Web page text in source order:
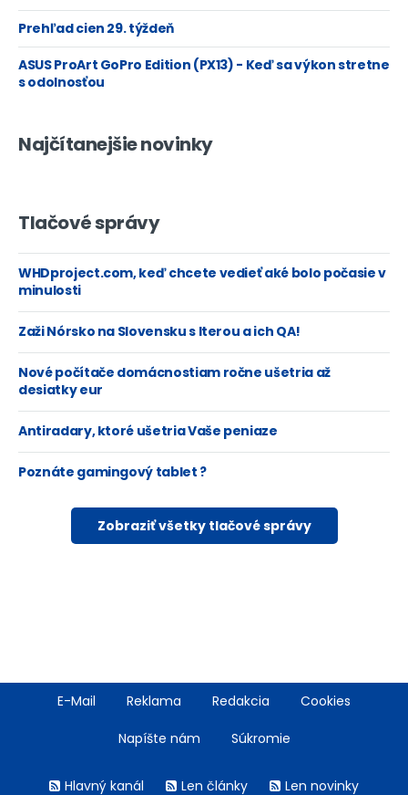
Prehľad cien 29. týždeň
ASUS ProArt GoPro Edition (PX13) - Keď sa výkon stretne
s odolnosťou
Najčítanejšie novinky
Tlačové správy
WHDproject.com, keď chcete vedieť aké bolo počasie v
minulosti
Zaži Nórsko na Slovensku s Iterou a ich QA!
Nové počítače domácnostiam ročne ušetria až
desiatky eur
Antiradary, ktoré ušetria Vaše peniaze
Poznáte gamingový tablet ?
Zobraziť všetky tlačové správy
FooterE-Mail Reklama Redakcia Cookies
Napíšte nám Súkromie
Hlavný kanál Len články Len novinky